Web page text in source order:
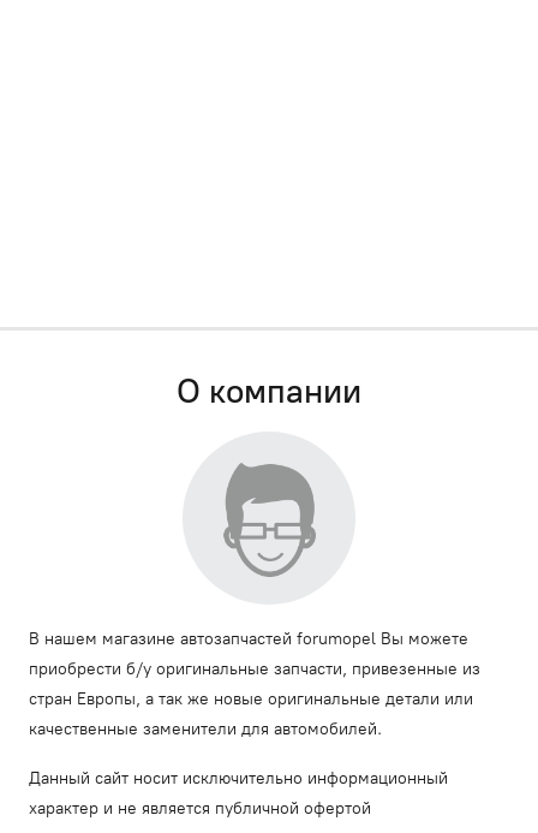
О компании
В нашем магазине автозапчастей forumopel Вы можете
приобрести б/у оригинальные запчасти, привезенные из
стран Европы, а так же новые оригинальные детали или
качественные заменители для автомобилей.
Данный сайт носит исключительно информационный
характер и не является публичной офертой